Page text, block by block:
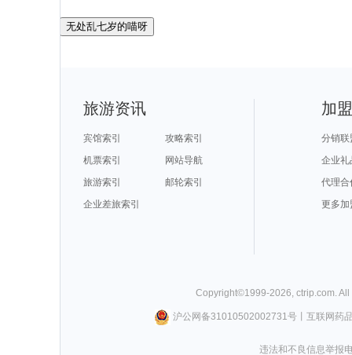
无处乱七岁的喵呀
旅游资讯
宾馆索引
攻略索引
机票索引
网站导航
旅游索引
邮轮索引
企业差旅索引
加
分销联
企业礼
代理合
更多加
Copyright©1999-2026 ctrip.com .
沪公网备31010502002731号丨 互联网药
违法和不良信息举报